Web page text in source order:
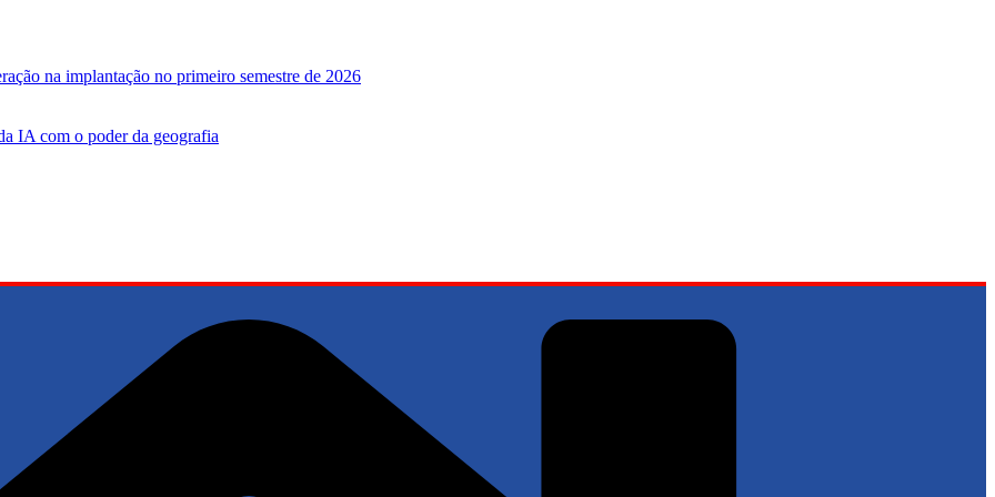
na implantação no primeiro semestre de 2026
IA ​​com o poder da geografia